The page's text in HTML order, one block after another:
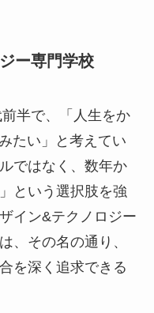
ー専門学校
半で、「人生をか
たい」と考えてい
ではなく、数年か
という選択肢を強
イン&テクノロジー
、その名の通り、
を深く追求できる